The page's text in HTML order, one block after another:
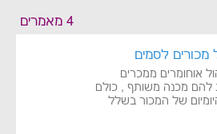
4 מאמרים
לסמים
אוחומרים ממכרים
להם מכנה משותף , כולם
של המכור בשלל